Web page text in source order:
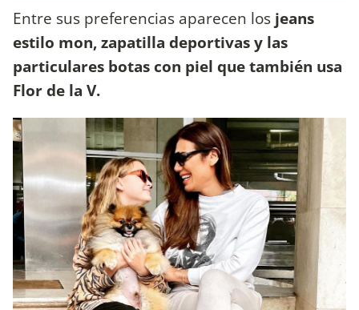
Entre sus preferencias aparecen los jeans
estilo mon, zapatilla deportivas y las
particulares botas con piel que también usa
Flor de la V.